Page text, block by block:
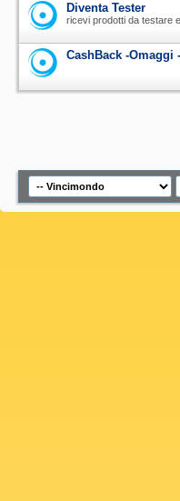
Diventa Tester
ricevi prodotti da testare
CashBack -